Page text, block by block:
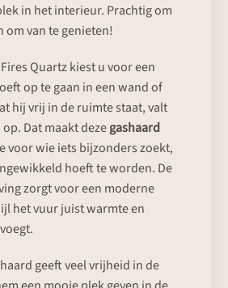
in het interieur. Prachtig om
om van te genieten!
Quartz kiest u voor een
op te gaan in een wand of
hij vrij in de ruimte staat, valt
Dat maakt dezegashaard
voor wie iets bijzonders zoekt,
hoeft te worden. De
zorgt voor een moderne
het vuur juist warmte en
geeft veel vrijheid in de